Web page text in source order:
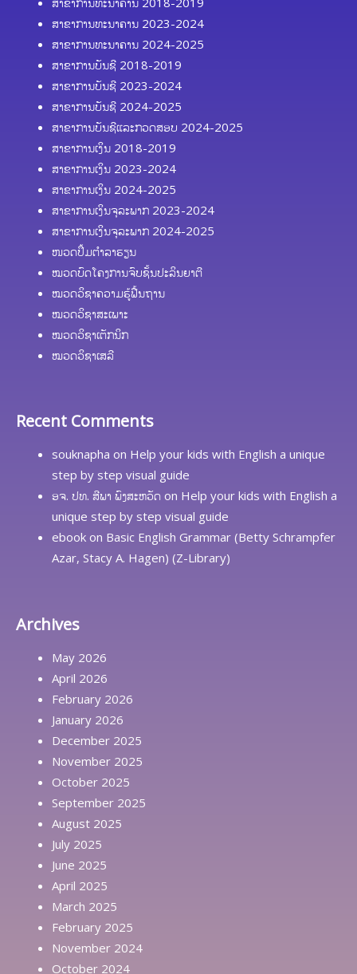
ສາຂາການທະນາຄານ 2023-2024
ສາຂາການທະນາຄານ 2024-2025
ສາຂາການບັນຊີ 2018-2019
ສາຂາການບັນຊີ 2023-2024
ສາຂາການບັນຊີ 2024-2025
ສາຂາການບັນຊີແລະກວດສອບ 2024-2025
ສາຂາການເງິນ 2018-2019
ສາຂາການເງິນ 2023-2024
ສາຂາການເງິນ 2024-2025
ສາຂາການເງິນຈຸລະພາກ 2023-2024
ສາຂາການເງິນຈຸລະພາກ 2024-2025
ໜວດປຶ້ມຕຳລາຮຽນ
ໝວດບົດໂຄງການຈົບຊັ້ນປະລິນຍາຕີ
ໝວດວິຊາຄວາມຮູ້ຟື້ນຖານ
ໝວດວິຊາສະເພາະ
ໝວດວິຊາເຕັກນິກ
ໝວດວິຊາເສລີ
Recent Comments
souknapha on Help your kids with English a unique
step by step visual guide
ອຈ. ປທ. ສີພາ ພົງສະຫວັດ on Help your kids with English a
unique step by step visual guide
ebook on Basic English Grammar (Betty Schrampfer
Azar, Stacy A. Hagen) (Z-Library)
Archives
May 2026
April 2026
February 2026
January 2026
December 2025
November 2025
October 2025
September 2025
August 2025
July 2025
June 2025
April 2025
March 2025
February 2025
November 2024
October 2024